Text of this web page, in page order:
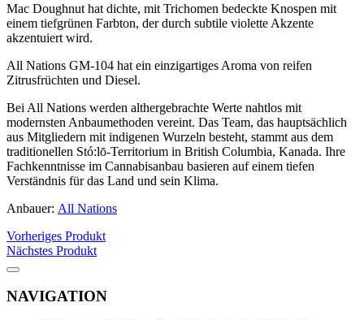
Mac Doughnut hat dichte, mit Trichomen bedeckte Knospen mit
einem tiefgrünen Farbton, der durch subtile violette Akzente
akzentuiert wird.
All Nations GM-104 hat ein einzigartiges Aroma von reifen
Zitrusfrüchten und Diesel.
Bei All Nations werden althergebrachte Werte nahtlos mit
modernsten Anbaumethoden vereint. Das Team, das hauptsächlich
aus Mitgliedern mit indigenen Wurzeln besteht, stammt aus dem
traditionellen Stó:lō-Territorium in British Columbia, Kanada. Ihre
Fachkenntnisse im Cannabisanbau basieren auf einem tiefen
Verständnis für das Land und sein Klima.
Anbauer: All Nations
Vorheriges Produkt
Nächstes Produkt
NAVIGATION